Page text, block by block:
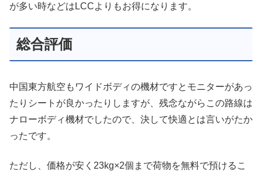
が多い時などはLCCよりもお得になります。
総合評価
中国東方航空もワイドボディの機材ですとモニターがあっ
たりシートが良かったりしますが、残念ながらこの路線は
ナローボディ機材でしたので、決して快適とは言いがたか
ったです。
ただし、価格が安く23kg×2個まで荷物を無料で預けるこ